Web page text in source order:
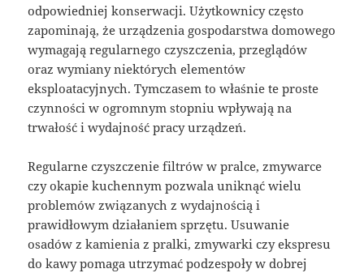
odpowiedniej konserwacji. Użytkownicy często
zapominają, że urządzenia gospodarstwa domowego
wymagają regularnego czyszczenia, przeglądów
oraz wymiany niektórych elementów
eksploatacyjnych. Tymczasem to właśnie te proste
czynności w ogromnym stopniu wpływają na
trwałość i wydajność pracy urządzeń.
Regularne czyszczenie filtrów w pralce, zmywarce
czy okapie kuchennym pozwala uniknąć wielu
problemów związanych z wydajnością i
prawidłowym działaniem sprzętu. Usuwanie
osadów z kamienia z pralki, zmywarki czy ekspresu
do kawy pomaga utrzymać podzespoły w dobrej